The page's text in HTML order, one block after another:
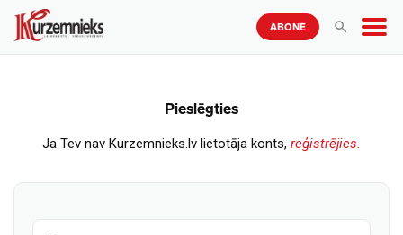
ABONĒ
Pieslēgties
Ja Tev nav Kurzemnieks.lv lietotāja konts, reģistrējies.